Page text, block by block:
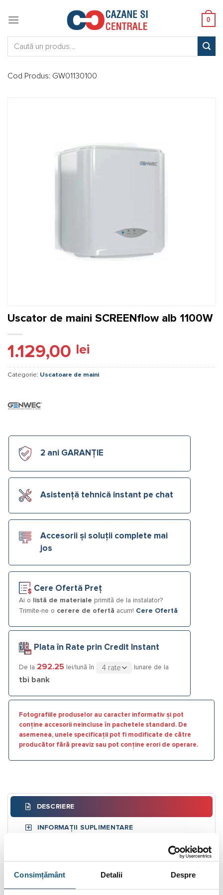
Consimțământ Detalii Despre
0
Cod Produs: GW01130100
Uscator de maini SCREENflow alb 1100W
1.129,00 lei
Categorie: Uscatoare de maini
2 ani GARANȚIE
Asistență tehnică instant pe chat
Accesorii și soluții complete mai
jos
Cere Ofertă Preț
Ai o listă de materiale primită de la instalator?
Trimite-ne o cerere de ofertă acum! Cere Ofertă
Plata în Rate prin Credit Instant
De la 292.25 lei/lună în lunare de la
tbi bank
Fotografiile produselor au caracter informativ și pot
conține accesorii neincluse în pachetele standard. De
asemenea, unele specificații pot fi modificate de către
producător fără preaviz sau pot conține erori de operare.
DESCRIERE
INFORMAȚII SUPLIMENTARE